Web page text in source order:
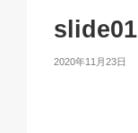
slide01
2020年11月23日